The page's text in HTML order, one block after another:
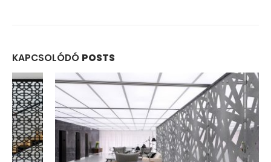
KAPCSOLÓDÓ POSTS